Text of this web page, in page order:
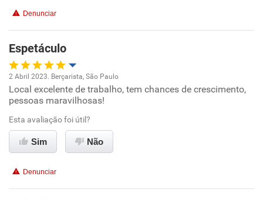
Recomenda esta empresa
Denunciar
Espetáculo
Oportunidade de promoção
Ambiente de trabalho
Conciliação com a vida familiar
2 Abril 2023. Berçarista, São Paulo
Local excelente de trabalho, tem chances de crescimento,
pessoas maravilhosas!
Esta avaliação foi útil?
Sim Não
Denunciar